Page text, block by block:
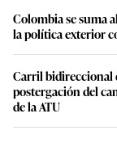
Colombia se suma
la política exterior
Carril bidireccional
postergación del
de la ATU